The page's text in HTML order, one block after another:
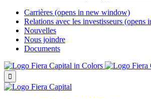
Carrières (opens in new window)
Relations avec les investisseurs (opens
Nouvelles
Nous joindre
Documents
